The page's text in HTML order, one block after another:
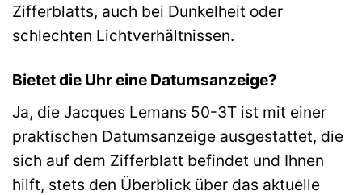
Zifferblatts, auch bei Dunkelheit oder
schlechten Lichtverhältnissen.
Bietet die Uhr eine Datumsanzeige?
Ja, die Jacques Lemans 50-3T ist mit einer
praktischen Datumsanzeige ausgestattet, die
sich auf dem Zifferblatt befindet und Ihnen
hilft, stets den Überblick über das aktuelle